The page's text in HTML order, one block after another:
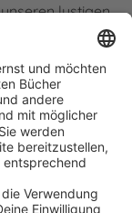
lustigen
Spaß ohne
Du hier
Euch